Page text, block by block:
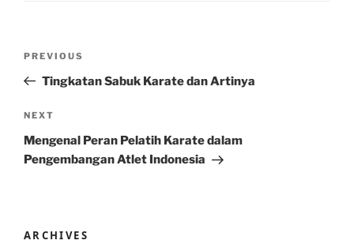
Previous
Post
PREVIOUS
Tingkatan Sabuk Karate dan Artinya
Next
Post
NEXT
Mengenal Peran Pelatih Karate dalam
Pengembangan Atlet Indonesia
ARCHIVES